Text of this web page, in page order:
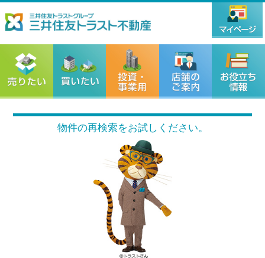
物件の再検索をお試しください。